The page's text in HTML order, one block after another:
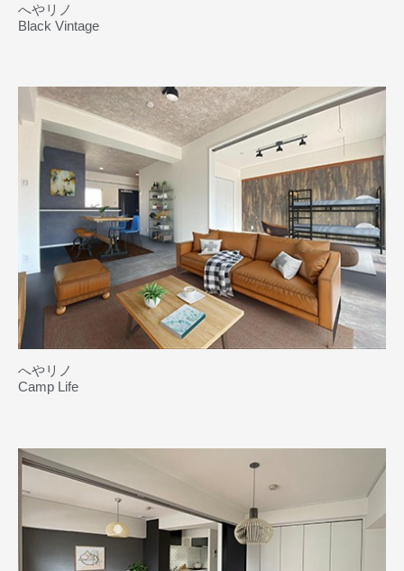
へやリノ
Black Vintage
へやリノ
Camp Life